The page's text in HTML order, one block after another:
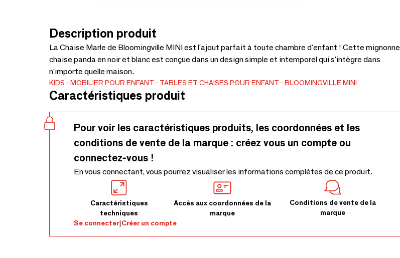
Description produit
La Chaise Marle de Bloomingville MINI est l'ajout parfait à toute chambre d'enfant ! Cette mignonne
chaise panda en noir et blanc est conçue dans un design simple et intemporel qui s'intègre dans
n'importe quelle maison.
KIDS MOBILIER POUR ENFANT TABLES ET CHAISES POUR ENFANT BLOOMINGVILLE MINI
Caractéristiques produit
Pour voir les caractéristiques produits, les coordonnées et les
conditions de vente de la marque : créez vous un compte ou
connectez-vous !
En vous connectant, vous pourrez visualiser les informations complètes de ce produit.
Caractéristiques
techniques
Accès aux coordonnées de la
marque
Conditions de vente de la
marque
Se connecter|Créer un compte